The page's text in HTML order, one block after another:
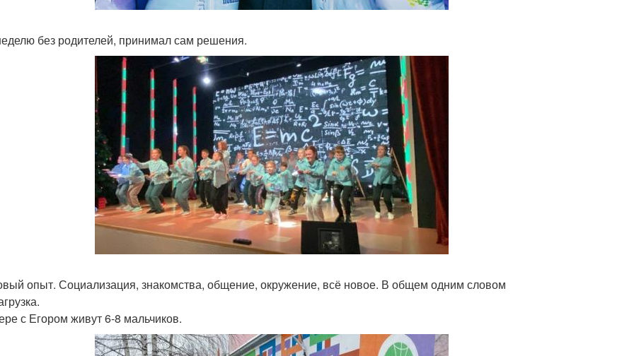
без родителей, принимал сам решения.
опыт. Социализация, знакомства, общение, окружение, всё новое. В общем одним словом
с Егором живут 6-8 мальчиков.